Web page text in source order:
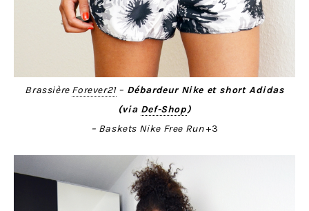
Brassière Forever21– Débardeur Nike et short Adidas
(via Def-Shop)
– Baskets Nike Free Run+3